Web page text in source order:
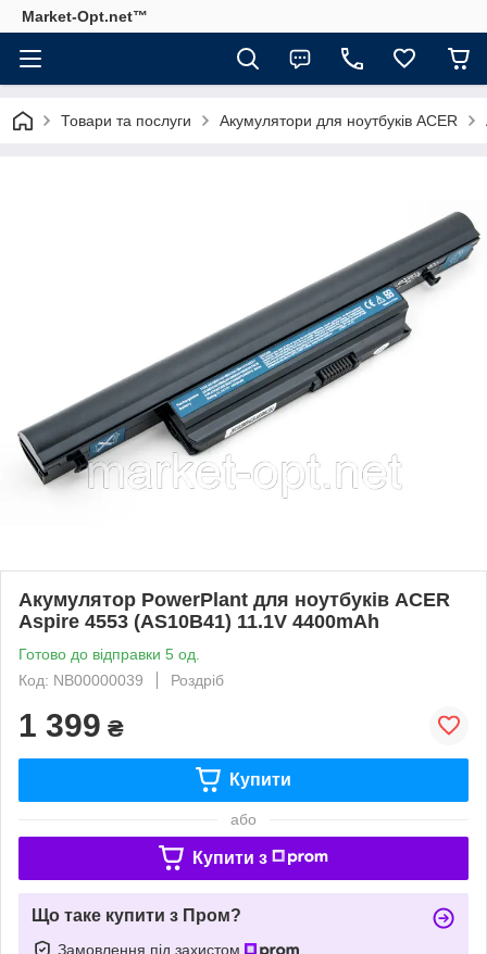
Market-Opt.net™
Товари та послуги Акумулятори для ноутбуків ACER
Акумулятор PowerPlant для ноутбуків ACER
Aspire 4553 (AS10B41) 11.1V 4400mAh
Готово до відправки 5 од.
Код: NB00000039
Роздріб
1 399 ₴
Купити
або
Купити з
Що таке купити з Пром?
Замовлення під захистом